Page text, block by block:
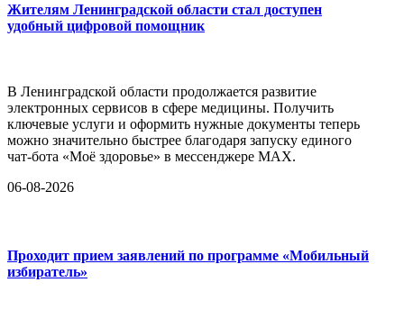
Жителям Ленинградской области стал доступен
удобный цифровой помощник
В Ленинградской области продолжается развитие
электронных сервисов в сфере медицины. Получить
ключевые услуги и оформить нужные документы теперь
можно значительно быстрее благодаря запуску единого
чат-бота «Моё здоровье» в мессенджере MAX.
06-08-2026
Проходит прием заявлений по программе «Мобильный
избиратель»